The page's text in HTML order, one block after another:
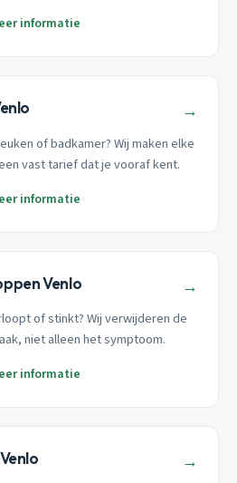
informatie
→
of badkamer? Wij maken elke
vast tarief dat je vooraf kent.
informatie
Venlo →
of stinkt? Wij verwijderen de
niet alleen het symptoom.
informatie
→